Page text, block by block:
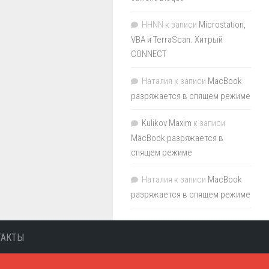
HHNN к записи Microstation,
VBA и TerraScan. Хитрый
CONNECT
Наталия к записи MacBook
разряжается в спящем режиме
Kulikov Maxim к записи
MacBook разряжается в
спящем режиме
Наталия к записи MacBook
разряжается в спящем режиме